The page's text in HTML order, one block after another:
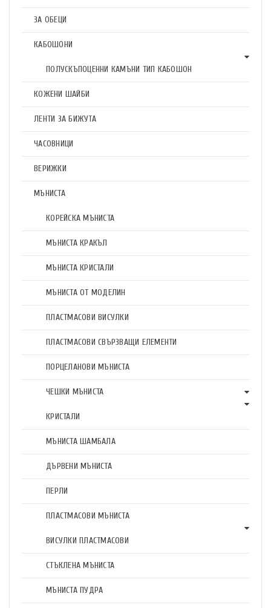
ЗА ОБЕЦИ
КАБОШОНИ
ПОЛУСКЪПОЦЕННИ КАМЪНИ ТИП КАБОШОН
КОЖЕНИ ШАЙБИ
ЛЕНТИ ЗА БИЖУТА
ЧАСОВНИЦИ
ВЕРИЖКИ
МЪНИСТА
КОРЕЙСКА МЪНИСТА
МЪНИСТА КРАКЪЛ
МЪНИСТА КРИСТАЛИ
МЪНИСТА ОТ МОДЕЛИН
ПЛАСТМАСОВИ ВИСУЛКИ
ПЛАСТМАСОВИ СВЪРЗВАЩИ ЕЛЕМЕНТИ
ПОРЦЕЛАНОВИ МЪНИСТА
ЧЕШКИ МЪНИСТА
КРИСТАЛИ
МЪНИСТА ШАМБАЛА
ДЪРВЕНИ МЪНИСТА
ПЕРЛИ
ПЛАСТМАСОВИ МЪНИСТА
ВИСУЛКИ ПЛАСТМАСОВИ
СТЪКЛЕНА МЪНИСТА
МЪНИСТА ПУДРА